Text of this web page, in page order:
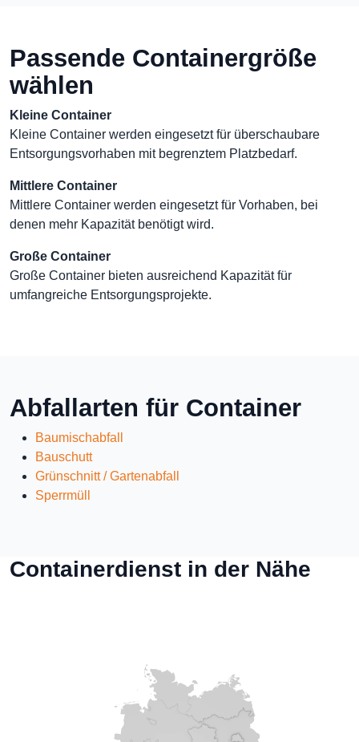
Passende Containergröße
wählen
Kleine Container
Kleine Container werden eingesetzt für überschaubare
Entsorgungsvorhaben mit begrenztem Platzbedarf.
Mittlere Container
Mittlere Container werden eingesetzt für Vorhaben, bei
denen mehr Kapazität benötigt wird.
Große Container
Große Container bieten ausreichend Kapazität für
umfangreiche Entsorgungsprojekte.
Abfallarten für Container
Baumischabfall
Bauschutt
Grünschnitt / Gartenabfall
Sperrmüll
Containerdienst in der Nähe